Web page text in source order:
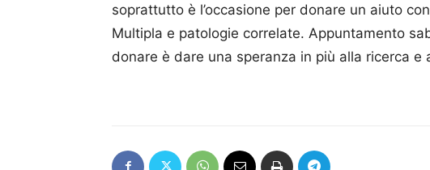
soprattutto è l’occasione per donare un aiuto
Multipla e patologie correlate. Appuntamento
donare è dare una speranza in più alla ricerca e